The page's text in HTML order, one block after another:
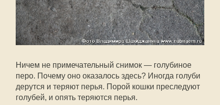
Ничем не примечательный снимок — голубиное
перо. Почему оно оказалось здесь? Иногда голуби
дерутся и теряют перья. Порой кошки преследуют
голубей, и опять теряются перья.